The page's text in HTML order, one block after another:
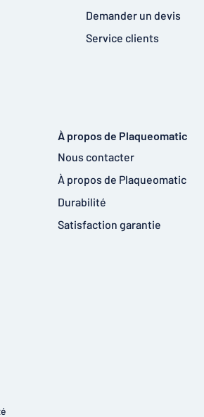
Demander un devis
Service clients
À propos de Plaqueomatic
Nous contacter
À propos de Plaqueomatic
Durabilité
Satisfaction garantie